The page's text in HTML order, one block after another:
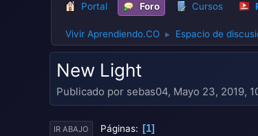
Portal Foro Cursos
Vivir Aprendiendo.CO ► Espacio de
New Light
Publicado por sebas04, Mayo 23, 2019,
IR ABAJO Páginas 1